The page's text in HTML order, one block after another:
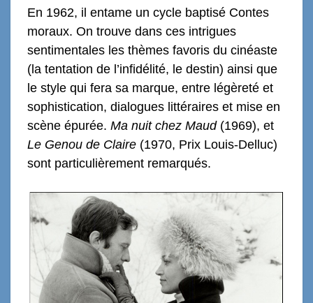
En 1962, il entame un cycle baptisé Contes
moraux. On trouve dans ces intrigues
sentimentales les thèmes favoris du cinéaste
(la tentation de l’infidélité, le destin) ainsi que
le style qui fera sa marque, entre légèreté et
sophistication, dialogues littéraires et mise en
scène épurée. Ma nuit chez Maud(1969), et
Le Genou de Claire (1970, Prix Louis-Delluc)
sont particulièrement remarqués.